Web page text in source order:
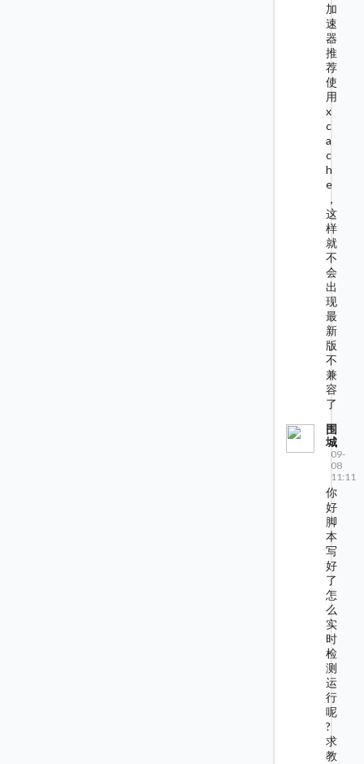
加
速
器
推
荐
使
用
x
c
a
c
h
e
，
这
样
就
不
会
出
现
最
新
版
不
兼
容
了
围
城
09-
08
11:11
你
好
脚
本
写
好
了
怎
么
实
时
检
测
运
行
呢
?
求
教